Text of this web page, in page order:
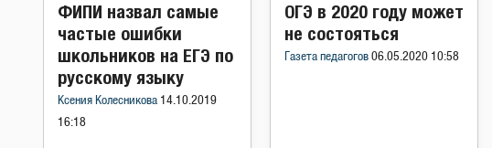
ФИПИ назвал самые
частые ошибки
школьников на ЕГЭ по
русскому языку
Ксения Колесникова 14.10.2019
16:18
ОГЭ в 2020 году может
не состояться
Газета педагогов 06.05.2020 10:58